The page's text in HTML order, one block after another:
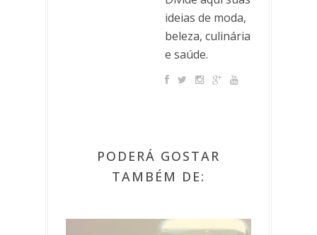
ideias de moda,
beleza, culinária
e saúde.
PODERÁ GOSTAR
TAMBÉM DE: